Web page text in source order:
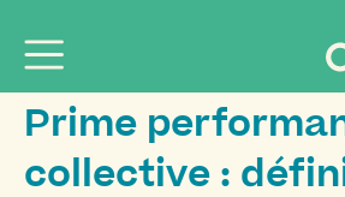
Prime
collective :